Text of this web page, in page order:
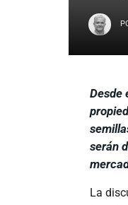
Desde
serán
La